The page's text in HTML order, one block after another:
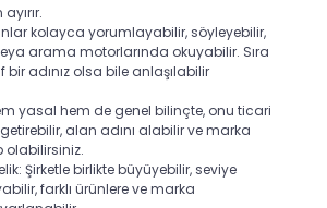
kolayca yorumlayabilir, söyleyebilir,
arama motorlarında okuyabilir. Sıra
bir adınız olsa bile anlaşılabilir
yasal hem de genel bilinçte, onu ticari
alan adını alabilir ve marka
olabilirsiniz.
Şirketle birlikte büyüyebilir, seviye
farklı ürünlere ve marka